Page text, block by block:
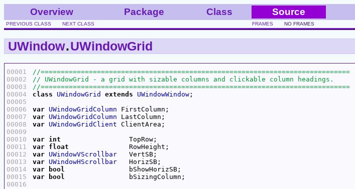
Overview Package Class Source
PREVIOUS CLASS NEXT CLASS FRAMES NO FRAMES
UWindow.UWindowGrid
00001
00002
00003
00004
00005
00006
00007
00008
00009
00010
00011
00012
00013
00014
00015
00016
class
UWindowGrid extends UWindowWindow
var UWindowGridColumn
var UWindowGridColumn
var UWindowGridClient
var int
var float
var UWindowVScrollbar
var UWindowHScrollbar
var
bool
var
bool